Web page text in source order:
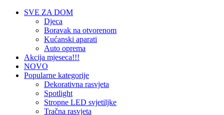
SVE ZA DOM
Djeca
Boravak na otvorenom
Kućanski aparati
Auto oprema
Akcija mjeseca!!!
NOVO
Popularne kategorije
Dekorativna rasvjeta
Spotlight
Stropne LED svjetiljke
Tračna rasvjeta